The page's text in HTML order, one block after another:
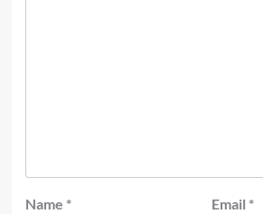
Name * Email *